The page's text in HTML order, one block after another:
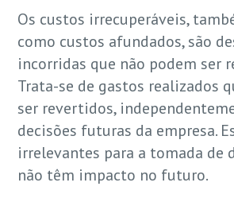
Os custos irrecuperáveis,
como custos afundados, são
incorridas que não podem ser
Trata-se de gastos realizados
ser revertidos,
decisões futuras da empresa.
irrelevantes para a tomada de
não têm impacto no futuro.